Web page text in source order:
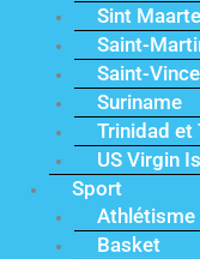
Sint
Saint-
Saint-
Suriname
Trinidad et
US Virgin
Sport
Athlétisme
Basket